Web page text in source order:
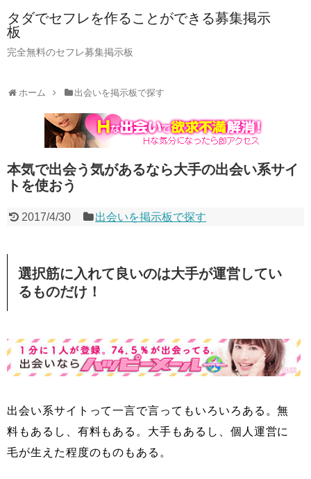
タダでセフレを作ることができる募集掲示
板
完全無料のセフレ募集掲示板
ホーム 出会いを掲示板で探す
本気で出会う気があるなら大手の出会い系サイ
トを使おう
2017/4/30 出会いを掲示板で探す
選択筋に入れて良いのは大手が運営してい
るものだけ！
出会い系サイトって一言で言ってもいろいろある。無
料もあるし、有料もある。大手もあるし、個人運営に
毛が生えた程度のものもある。